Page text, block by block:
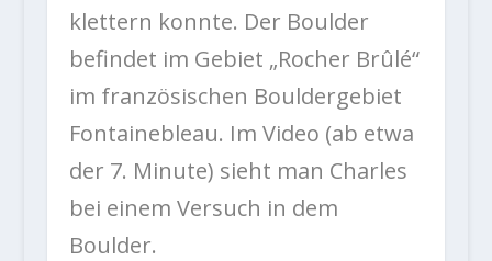
klettern konnte. Der Boulder
befindet im Gebiet „Rocher Brûlé“
im französischen Bouldergebiet
Fontainebleau. Im Video (ab etwa
der 7. Minute) sieht man Charles
bei einem Versuch in dem
Boulder.